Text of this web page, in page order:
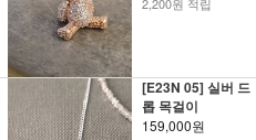
[E23N 05] 실버 드
롭 목걸이
159,000원